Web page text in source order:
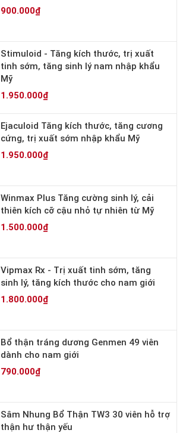
900.000₫
Stimuloid - Tăng kích thước, trị xuất
tinh sớm, tăng sinh lý nam nhập khẩu
Mỹ
1.950.000₫
Ejaculoid Tăng kích thước, tăng cương
cứng, trị xuất sớm nhập khẩu Mỹ
1.950.000₫
Winmax Plus Tăng cường sinh lý, cải
thiên kích cỡ cậu nhỏ tự nhiên từ Mỹ
1.500.000₫
Vipmax Rx - Trị xuất tinh sớm, tăng
sinh lý, tăng kích thước cho nam giới
1.800.000₫
Bổ thận tráng dương Genmen 49 viên
dành cho nam giới
790.000₫
Sâm Nhung Bổ Thận TW3 30 viên hỗ trợ
thận hư thận yếu